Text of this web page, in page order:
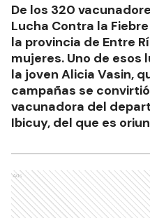
De los 320
Lucha Contra la
la provincia de Entre
mujeres. Uno de esos
la joven Alicia Vasin,
campañas se
vacunadora del
Ibicuy, del que es
Ads